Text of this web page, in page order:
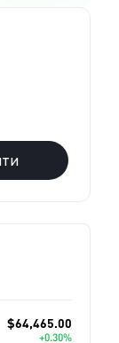
$64,465.00
+0.30%